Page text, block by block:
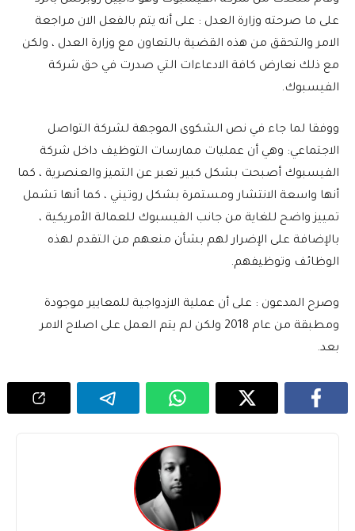
على ما صرحته وزارة العدل : على أنه يتم بالفعل الان مراجعة
الامر والتحقق من هذه القضية بالتعاون مع وزارة العدل ، ولكن
مع ذلك نعارض كافة الادعاءات التي صدرت في حق شركة
الفيسبوك.
ووفقا لما جاء في نص الشكوى الموجهة لشركة التواصل
الاجتماعي: وهي أن عمليات ممارسات التوظيف داخل شركة
الفيسبوك أصبحت بشكل كبير تعبر عن التميز والعنصرية ، كما
أنها واسعة الانتشار ومستمرة بشكل روتيني ، كما أنها تشمل
تمييز واضح للغاية من جانب الفيسبوك للعمالة الأمريكية ،
بالإضافة على الإضرار لهم بشأن منعهم من التقدم لهذه
الوظائف وتوظيفهم.
وصرح المدعون : على أن عملية الازدواجية للمعايير موجودة
ومطبقة من عام 2018 ولكن لم يتم العمل على اصلاح الامر
بعد.